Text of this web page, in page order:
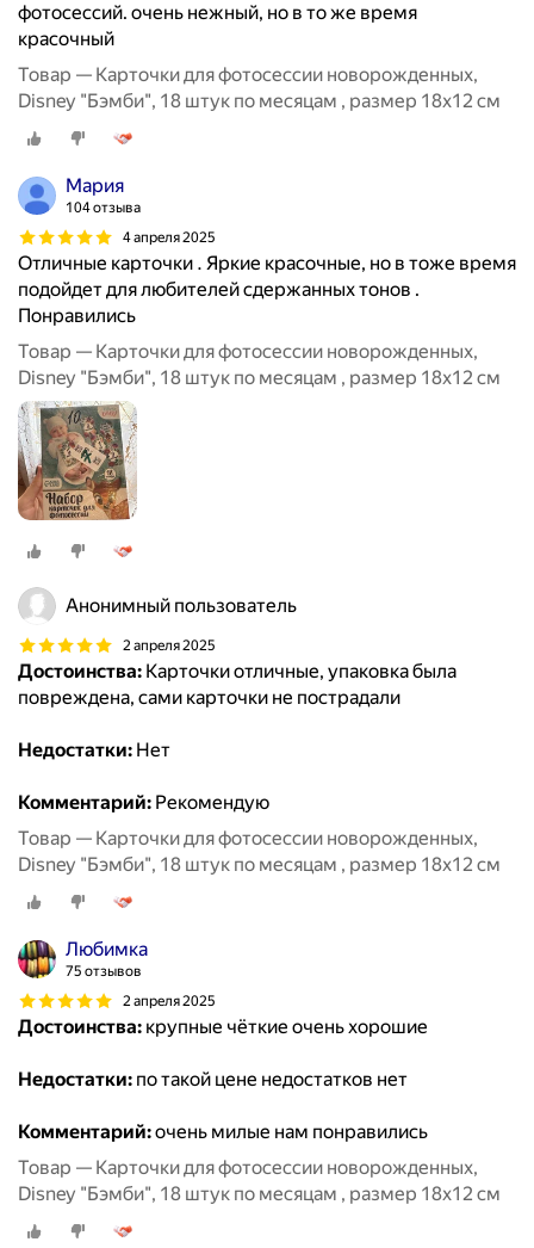
фотосессий. очень нежный, но в то же время
красочный
Товар — Карточки для фотосессии новорожденных,
Disney "Бэмби", 18 штук по месяцам , размер 18х12 см
Мария
104 отзыва
4 апреля 2025
Отличные карточки . Яркие красочные, но в тоже время
подойдет для любителей сдержанных тонов .
Понравились
Товар — Карточки для фотосессии новорожденных,
Disney "Бэмби", 18 штук по месяцам , размер 18х12 см
Анонимный пользователь
2 апреля 2025
Достоинства: Карточки отличные, упаковка была
повреждена, сами карточки не пострадали
Недостатки: Нет
Комментарий: Рекомендую
Товар — Карточки для фотосессии новорожденных,
Disney "Бэмби", 18 штук по месяцам , размер 18х12 см
Любимка
75 отзывов
2 апреля 2025
Достоинства: крупные чёткие очень хорошие
Недостатки: по такой цене недостатков нет
Комментарий:очень милые нам понравились
Товар — Карточки для фотосессии новорожденных,
Disney "Бэмби", 18 штук по месяцам , размер 18х12 см